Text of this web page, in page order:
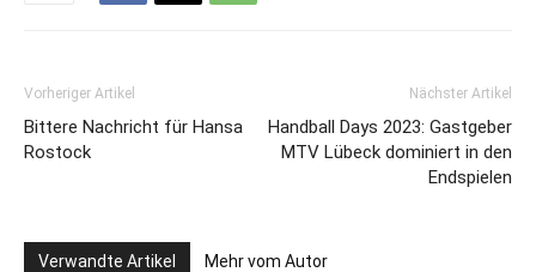
Vorheriger Artikel
Bittere Nachricht für Hansa
Rostock
Nächster Artikel
Handball Days 2023: Gastgeber
MTV Lübeck dominiert in den
Endspielen
Verwandte Artikel Mehr vom Autor